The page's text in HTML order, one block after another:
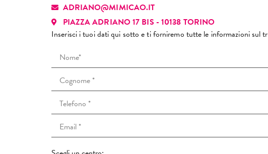
ADRIANO@MIMICAO.IT
PIAZZA ADRIANO 17 BIS - 10138 TORINO
Inserisci i tuoi dati qui sotto e ti forniremo tutte le informazioni sul